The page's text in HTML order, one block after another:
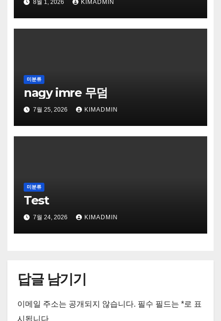
8월 1, 2026 KIMADMIN
미분류
nagy imre 무덤
7월 25, 2026 KIMADMIN
미분류
Test
7월 24, 2026 KIMADMIN
답글 남기기
이메일 주소는 공개되지 않습니다. 필수 필드는 *로 표
시됩니다